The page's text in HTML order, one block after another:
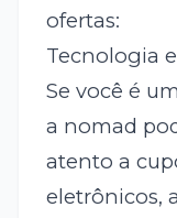
ofertas:
Tecnologia
Se você é
a nomad
atento a
eletrônicos,